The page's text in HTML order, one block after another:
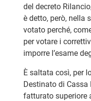
del decreto
è detto, però, nella
votato perché,
per votare i
imporre l’esame
È saltata così, per
Destinato di Cassa
fatturato superiore